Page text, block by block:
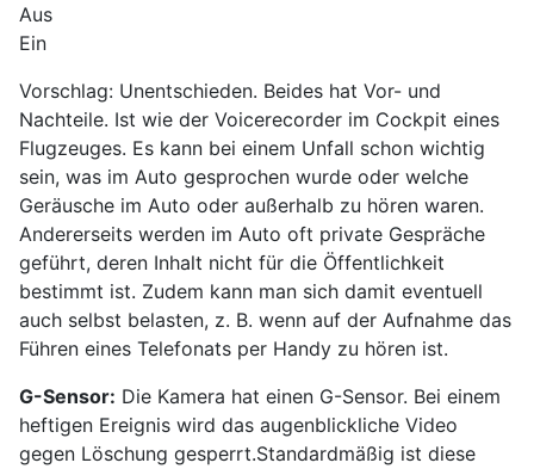
Aus
Ein
Vorschlag: Unentschieden. Beides hat Vor- und
Nachteile. Ist wie der Voicerecorder im Cockpit eines
Flugzeuges. Es kann bei einem Unfall schon wichtig
sein, was im Auto gesprochen wurde oder welche
Geräusche im Auto oder außerhalb zu hören waren.
Andererseits werden im Auto oft private Gespräche
geführt, deren Inhalt nicht für die Öffentlichkeit
bestimmt ist. Zudem kann man sich damit eventuell
auch selbst belasten, z. B. wenn auf der Aufnahme das
Führen eines Telefonats per Handy zu hören ist.
G-Sensor: Die Kamera hat einen G-Sensor. Bei einem
heftigen Ereignis wird das augenblickliche Video
gegen Löschung gesperrt.Standardmäßig ist diese